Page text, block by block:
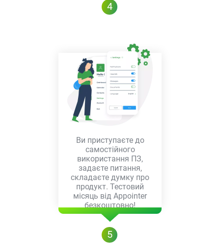
4
Ви приступаєте до
самостійного
використання ПЗ,
задаєте питання,
складаєте думку про
продукт. Тестовий
місяць від Appointer
безкоштовно!
5